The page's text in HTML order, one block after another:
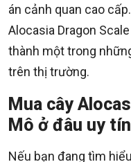
án cảnh quan cao
Alocasia Dragon
thành một trong
trên thị trường.
Mua cây
Mô ở đâu uy tín
Nếu bạn đang tìm